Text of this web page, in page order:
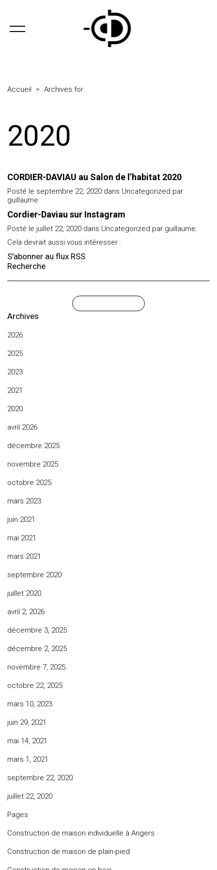
Accueil > Archives for
2020
CORDIER-DAVIAU au Salon de l’habitat 2020
Posté le septembre 22, 2020 dans Uncategorized par
guillaume.
Cordier-Daviau sur Instagram
Posté le juillet 22, 2020 dans Uncategorized par guillaume.
Cela devrait aussi vous intéresser :
S'abonner au flux RSS
Recherche
Archives
2026
2025
2023
2021
2020
avril 2026
décembre 2025
novembre 2025
octobre 2025
mars 2023
juin 2021
mai 2021
mars 2021
septembre 2020
juillet 2020
avril 2, 2026
décembre 3, 2025
décembre 2, 2025
novembre 7, 2025
octobre 22, 2025
mars 10, 2023
juin 29, 2021
mai 14, 2021
mars 1, 2021
septembre 22, 2020
juillet 22, 2020
Pages
Construction de maison individuelle à Angers
Construction de maison de plain-pied